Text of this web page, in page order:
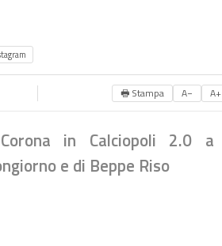
🖶 Stampa A− A+
in Calciopoli 2.0 a
e di Beppe Riso